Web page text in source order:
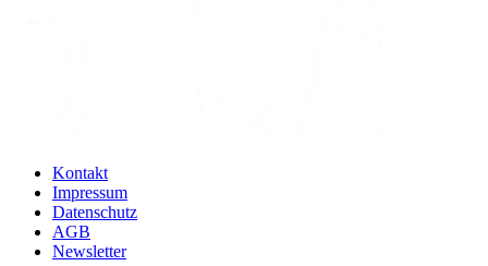
Kontakt
Impressum
Datenschutz
AGB
Newsletter